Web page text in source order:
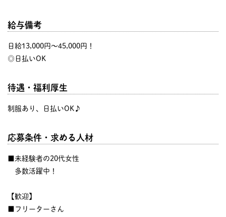
給与備考
日給13,000円～45,000円！
◎日払いOK
待遇・福利厚生
制服あり、日払いOK♪
応募条件・求める人材
■未経験者の20代女性
多数活躍中！
【歓迎】
■フリーターさん